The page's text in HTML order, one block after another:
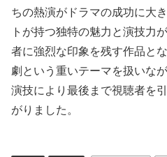
ちの熱演がドラマの成功に大
トが持つ独特の魅力と演技力
者に強烈な印象を残す作品と
劇という重いテーマを扱いな
演技により最後まで視聴者を
がりました。